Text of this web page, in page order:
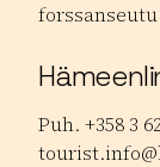
Puh. +358 3